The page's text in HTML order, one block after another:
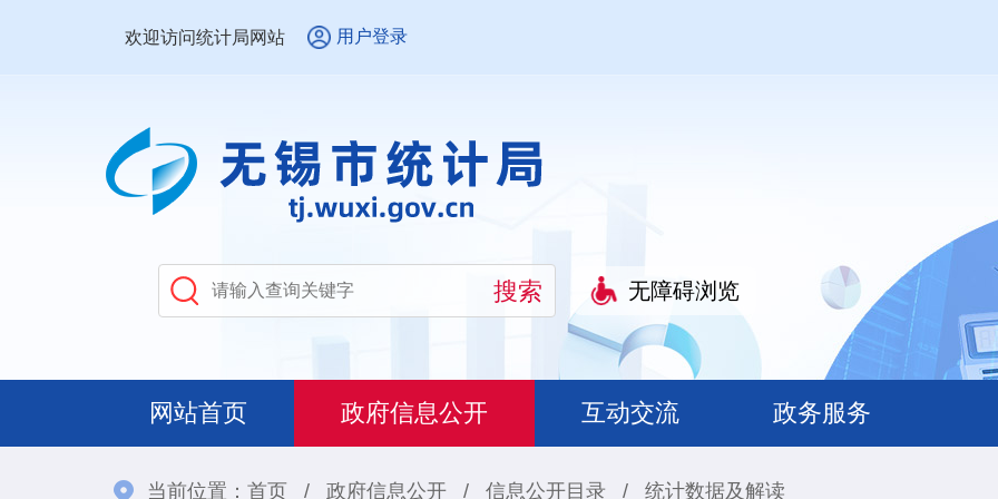
欢迎访问统计局网站 用户登录
无障碍浏览
网站首页 政府信息公开 互动交流 政务服务
当前位置： 首页 / 政府信息公开 / 信息公开目录 / 统计数据及解读